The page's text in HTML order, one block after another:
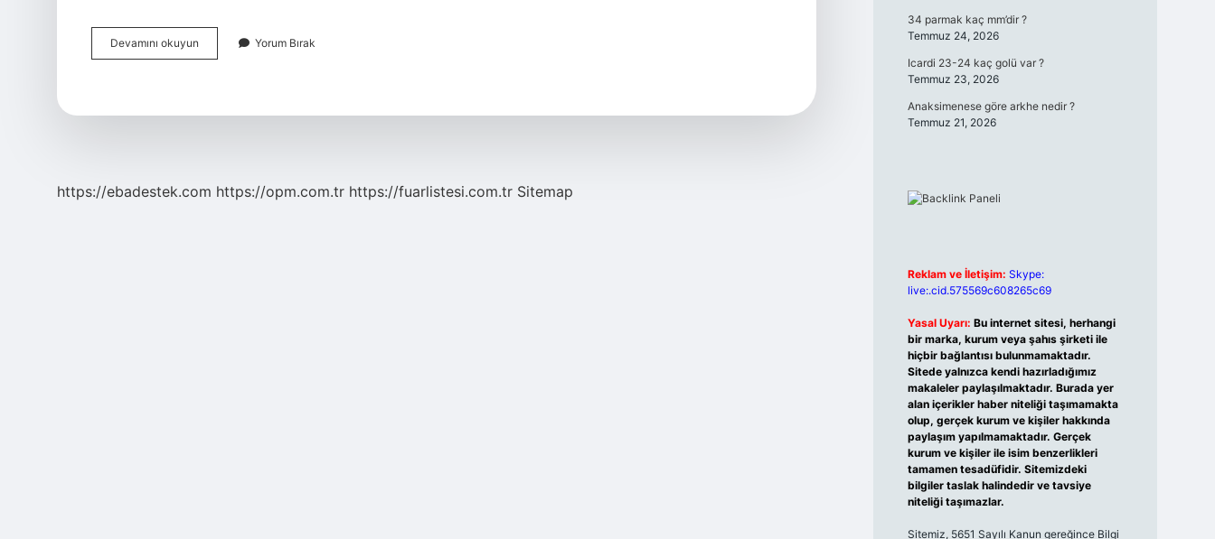
Devamını okuyun
Çubuğu
Yorum Bırak
https://ebadestek.com https://opm.com.tr https://fuarlistesi.com.tr Sitemap
34 parmak kaç mm’dir ?
Temmuz 24, 2026
Icardi 23-24 kaç golü var ?
Temmuz 23, 2026
Anaksimenese göre arkhe nedir ?
Temmuz 21, 2026
Reklam ve İletişim: Skype:
live:.cid.575569c608265c69
Yasal Uyarı: Bu internet sitesi, herhangi
bir marka, kurum veya şahıs şirketi ile
hiçbir bağlantısı bulunmamaktadır.
Sitede yalnızca kendi hazırladığımız
makaleler paylaşılmaktadır. Burada yer
alan içerikler haber niteliği taşımamakta
olup, gerçek kurum ve kişiler hakkında
paylaşım yapılmamaktadır. Gerçek
kurum ve kişiler ile isim benzerlikleri
tamamen tesadüfidir. Sitemizdeki
bilgiler taslak halindedir ve tavsiye
niteliği taşımazlar.
Sitemiz, 5651 Sayılı Kanun gereğince Bilgi